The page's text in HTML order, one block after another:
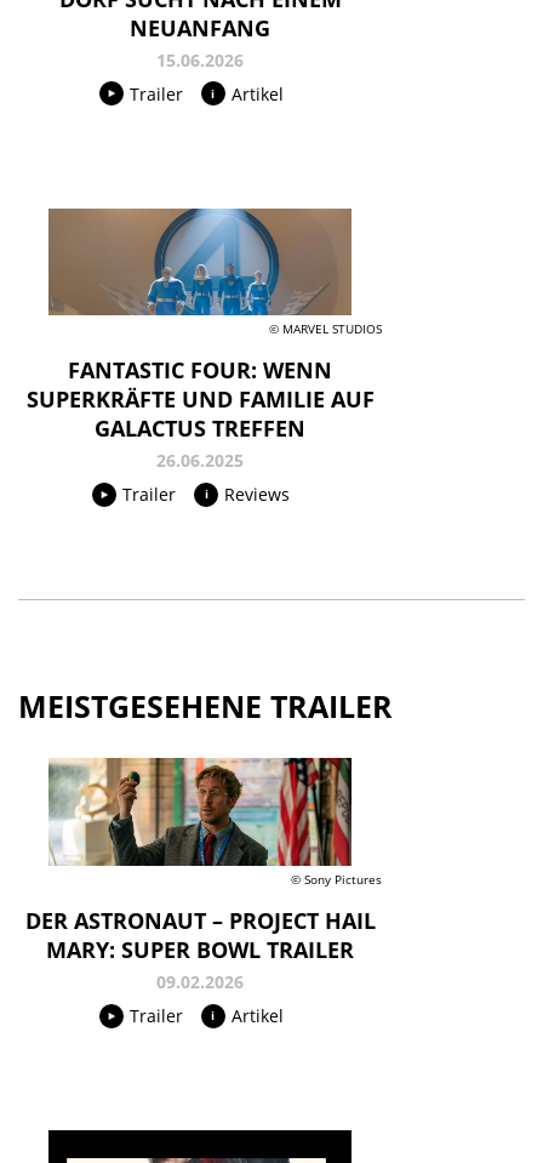
NEUANFANG
15.06.2026
Trailer
Artikel
© MARVEL STUDIOS
FANTASTIC FOUR: WENN
SUPERKRÄFTE UND FAMILIE AUF
GALACTUS TREFFEN
26.06.2025
Trailer
Reviews
MEISTGESEHENE TRAILER
© Sony Pictures
DER ASTRONAUT – PROJECT HAIL
MARY: SUPER BOWL TRAILER
09.02.2026
Trailer
Artikel